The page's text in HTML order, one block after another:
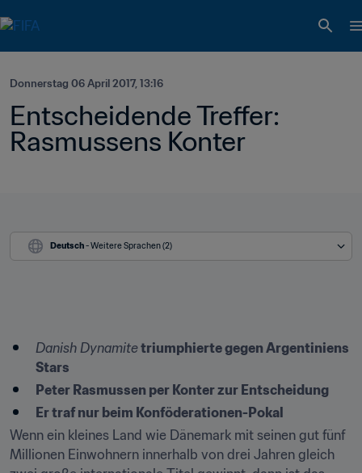
Donnerstag 06 April 2017, 13:16
Entscheidende Treffer:
Rasmussens Konter
Deutsch - Weitere Sprachen (2)
Danish Dynamite triumphierte gegen Argentiniens
Stars
Peter Rasmussen per Konter zur Entscheidung
Er traf nur beim Konföderationen-Pokal
Wenn ein kleines Land wie Dänemark mit seinen gut fünf
Millionen Einwohnern innerhalb von drei Jahren gleich